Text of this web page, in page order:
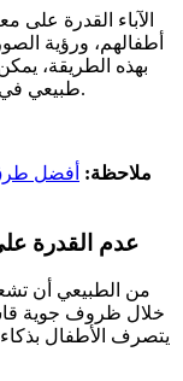
أطفالهم، ورؤية
بهذه الطريقة،
طبيعي في الحياة اليومية، أم موقفًا يستدعي تدخّلًا فوريًا.
ملاحظة: أفضل طرق
عدم القدرة
من الطبيعي أن
خلال ظروف جوية
يتصرف الأطفال